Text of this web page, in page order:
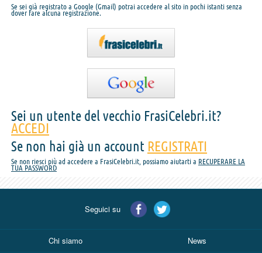
Se sei già registrato a Google (Gmail) potrai accedere al sito in pochi istanti senza
dover fare alcuna registrazione.
Sei un utente del vecchio FrasiCelebri.it?
ACCEDI
Se non hai già un account REGISTRATI
Se non riesci più ad accedere a FrasiCelebri.it, possiamo aiutarti a RECUPERARE LA
TUA PASSWORD
Seguici su
Chi siamo News